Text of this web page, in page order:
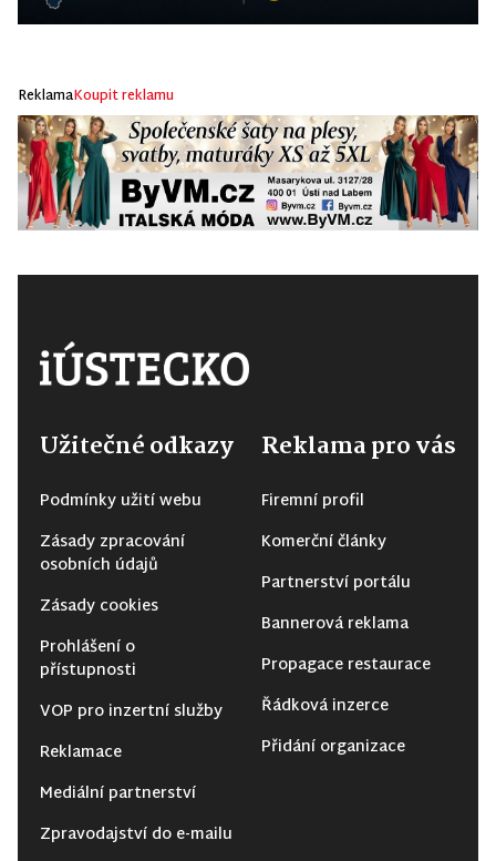
ReklamaKoupit reklamu
Užitečné odkazy
Podmínky užití webu
Zásady zpracování
osobních údajů
Zásady cookies
Prohlášení o
přístupnosti
VOP pro inzertní služby
Reklamace
Mediální partnerství
Zpravodajství do e-mailu
Reklama pro vás
Firemní profil
Komerční články
Partnerství portálu
Bannerová reklama
Propagace restaurace
Řádková inzerce
Přidání organizace